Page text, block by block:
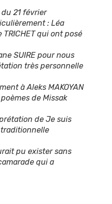
21 février
: Léa
TRICHET qui ont posé
SUIRE pour nous
très personnelle
à Aleks MAKOYAN
de Missak
de Je suis
pu exister sans
qui a